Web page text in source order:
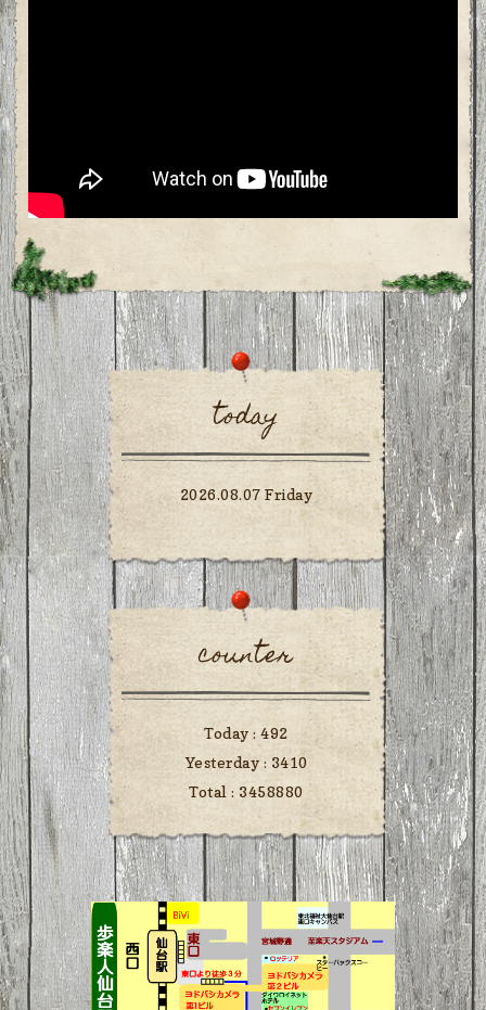
today
2026.08.07 Friday
counter
Today :492
Yesterday : 3410
Total : 3458880